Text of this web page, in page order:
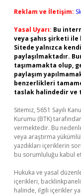
Reklam ve İletişim:
Yasal Uyarı: Bu
veya şahıs şirketi ile
Sitede yalnızca
paylaşılmaktadır.
taşımamakta olup,
paylaşım
benzerlikleri
taslak halindedir ve
Sitemiz, 5651 Sayılı
Kurumu (BTK)
vermektedir. Bu
veya araştırma
yazdıkları içeriklerin
bu sorumluluğu kabul
Hukuka ve yasal
içerikleri,
halinde, ilgili içerikler